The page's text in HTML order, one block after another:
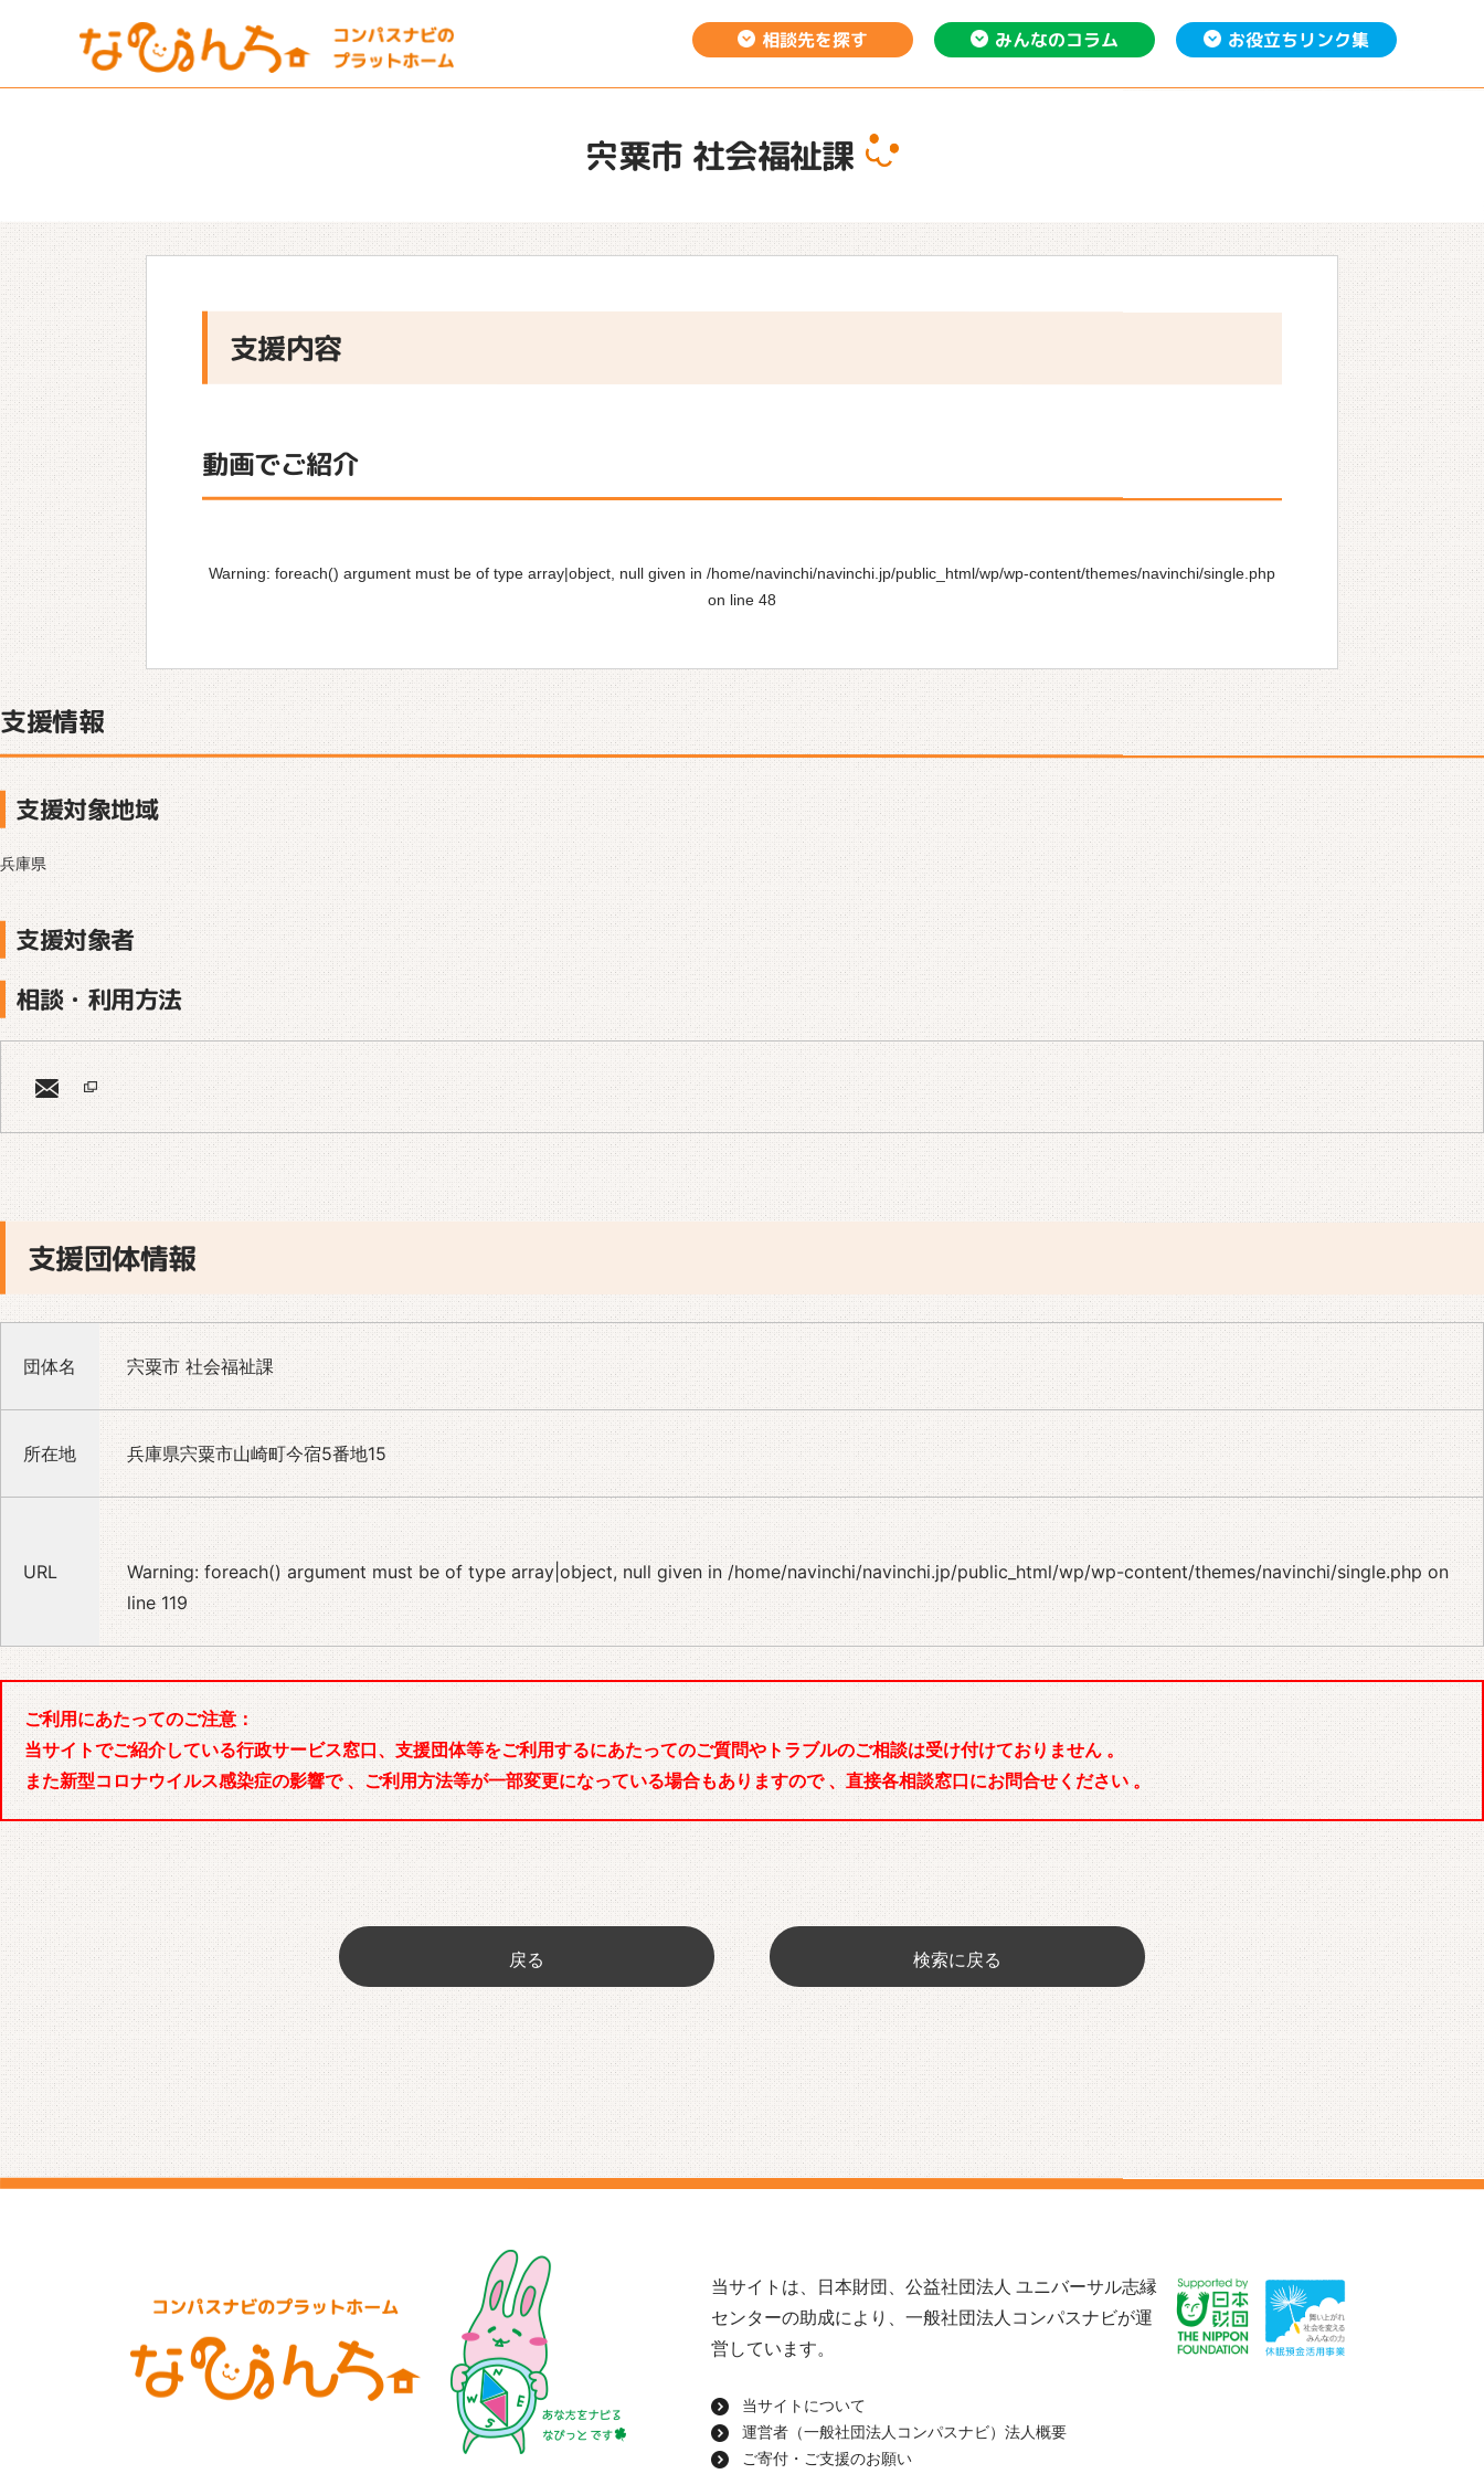
相談先を探す みんなのコラム お役立ちリンク集
宍粟市 社会福祉課
支援内容
動画でご紹介
Warning: foreach() argument must be of type array|object, null given in /home/navinchi/navinchi.jp/public_html/wp/wp-content/themes/navinchi/single.php
on line 48
支援情報
支援対象地域
兵庫県
支援対象者
相談・利用方法
支援団体情報
団体名 宍粟市 社会福祉課
所在地 兵庫県宍粟市山崎町今宿5番地15
URL Warning: foreach() argument must be of type array|object, null given in/home/navinchi/navinchi.jp/public_html/wp/wp-content/themes/navinchi/single.php on
line119
ご利用にあたってのご注意：
当サイトでご紹介している行政サービス窓口、支援団体等をご利用するにあたってのご質問やトラブルのご相談は受け付けておりません 。
また新型コロナウイルス感染症の影響で 、ご利用方法等が一部変更になっている場合もありますので 、直接各相談窓口にお問合せください 。
戻る 検索に戻る
当サイトは、日本財団、公益社団法人 ユニバーサル志縁
センターの助成により、一般社団法人コンパスナビが運
営しています。
当サイトについて
運営者（一般社団法人コンパスナビ）法人概要
ご寄付・ご支援のお願い